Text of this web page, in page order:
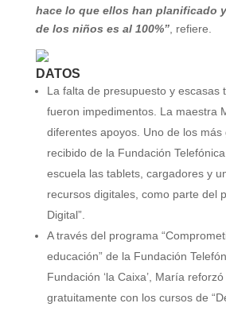
hace lo que ellos han planificado
de los niños es al 100%”, refiere.
DATOS
La falta de presupuesto y escasas
fueron impedimentos. La maestra
diferentes apoyos. Uno de los más
recibido de la Fundación
escuela las tablets, cargadores y
recursos digitales, como parte del
Digital”.
A través del programa
educación” de la Fundación
Fundación ‘la Caixa’, María
gratuitamente con los cursos de